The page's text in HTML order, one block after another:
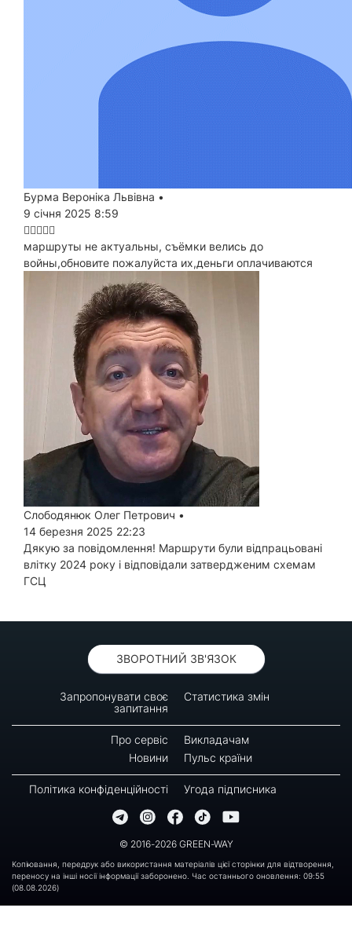
Бурма Вероніка Львівна •
9 січня 2025 8:59
маршруты не актуальны, съёмки велись до
войны,обновите пожалуйста их,деньги оплачиваются
Слободянюк Олег Петрович •
14 березня 2025 22:23
Дякую за повідомлення! Маршрути були відпрацьовані
влітку 2024 року і відповідали затвердженим схемам
ГСЦ
ЗВОРОТНИЙ ЗВ'ЯЗОК
Запропонувати своє
запитання
Статистика змін
Про сервіс
Викладачам
Новини
Пульс країни
Політика конфіденційності Угода підписника
© 2016-2026 GREEN-WAY
Копіювання, передрук або використання матеріалів цієї сторінки для відтворення,
переносу на інші носії інформації заборонено. Час останнього оновлення: 09:55
(08.08.2026)